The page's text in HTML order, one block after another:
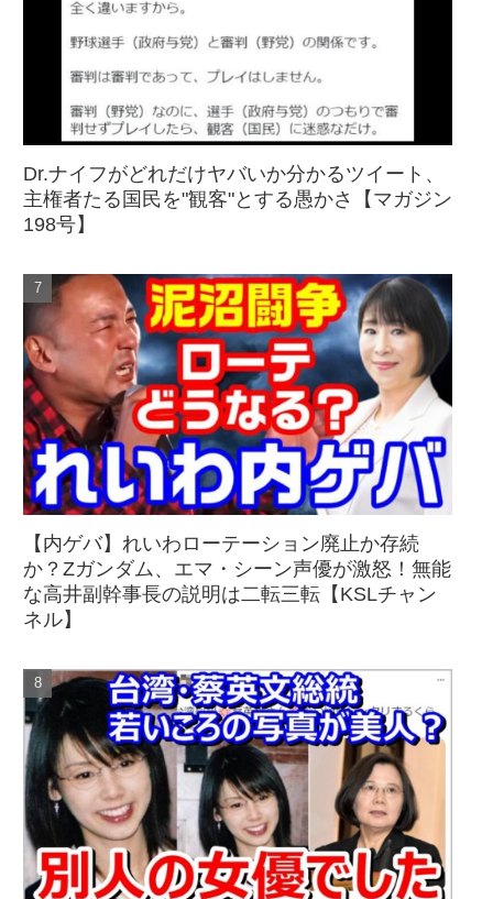
Dr.ナイフがどれだけヤバいか分かるツイート、
主権者たる国民を"観客"とする愚かさ【マガジン
198号】
【内ゲバ】れいわローテーション廃止か存続
か？Zガンダム、エマ・シーン声優が激怒！無能
な高井副幹事長の説明は二転三転【KSLチャン
ネル】